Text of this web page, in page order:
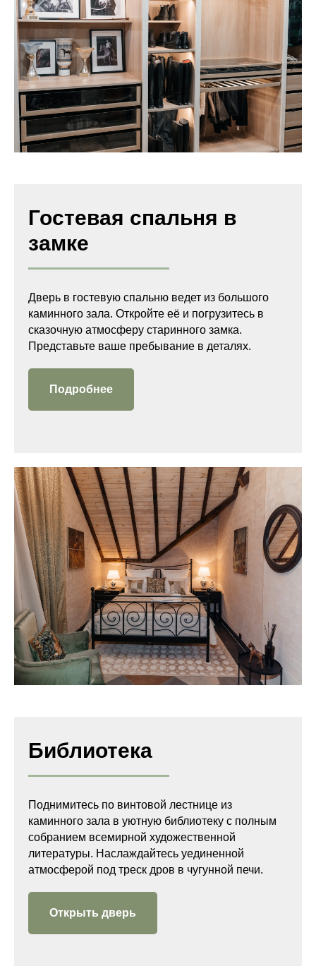
Гостевая спальня в
замке
Дверь в гостевую спальню ведет из большого
каминного зала. Откройте её и погрузитесь в
сказочную атмосферу старинного замка.
Представьте ваше пребывание в деталях.
Подробнее
Библиотека
Поднимитесь по винтовой лестнице из
каминного зала в уютную библиотеку с полным
собранием всемирной художественной
литературы. Наслаждайтесь уединенной
атмосферой под треск дров в чугунной печи.
Открыть дверь